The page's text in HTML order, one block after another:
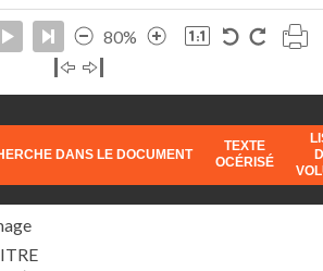
80%
DANS LE DOCUMENT
TEXTE
OCÉRISÉ